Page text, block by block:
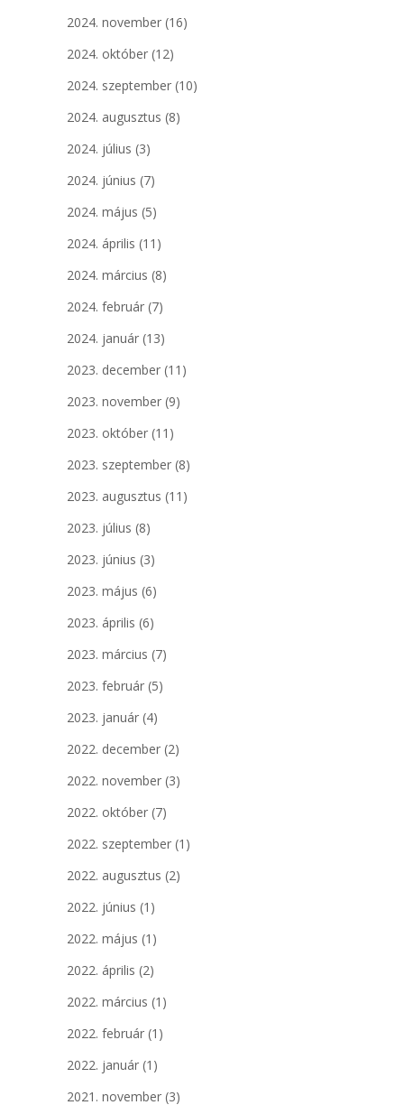
2024. november (16)
2024. október (12)
2024. szeptember (10)
2024. augusztus (8)
2024. július (3)
2024. június (7)
2024. május (5)
2024. április (11)
2024. március (8)
2024. február (7)
2024. január (13)
2023. december (11)
2023. november (9)
2023. október (11)
2023. szeptember (8)
2023. augusztus (11)
2023. július (8)
2023. június (3)
2023. május (6)
2023. április (6)
2023. március (7)
2023. február (5)
2023. január (4)
2022. december (2)
2022. november (3)
2022. október (7)
2022. szeptember (1)
2022. augusztus (2)
2022. június (1)
2022. május (1)
2022. április (2)
2022. március (1)
2022. február (1)
2022. január (1)
2021. november (3)